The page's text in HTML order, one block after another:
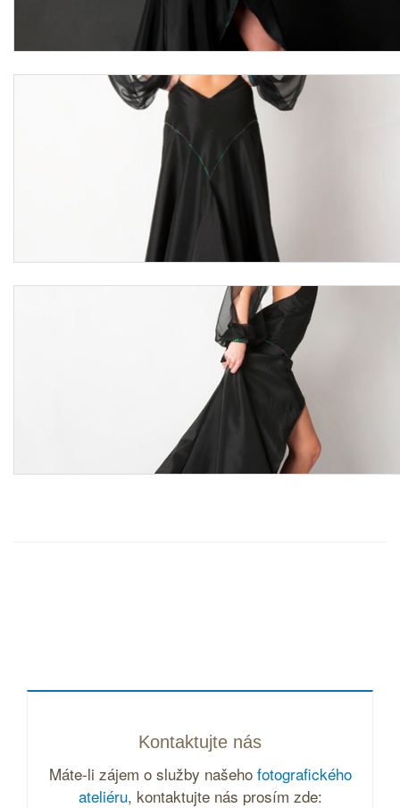
Kontaktujte nás
Máte-li zájem o služby našeho fotografického
ateliéru, kontaktujte nás prosím zde: